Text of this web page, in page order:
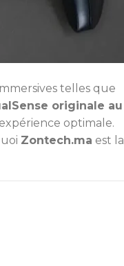
telles que
originale au
optimale.
Zontech.ma est la